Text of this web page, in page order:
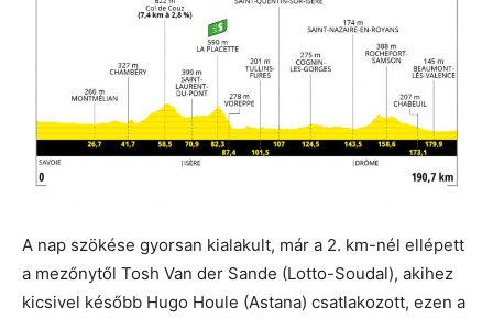
A nap szökése gyorsan kialakult, már a 2. km-nél ellépett
a mezőnytől Tosh Van der Sande (Lotto-Soudal), akihez
kicsivel később Hugo Houle (Astana) csatlakozott, ezen a